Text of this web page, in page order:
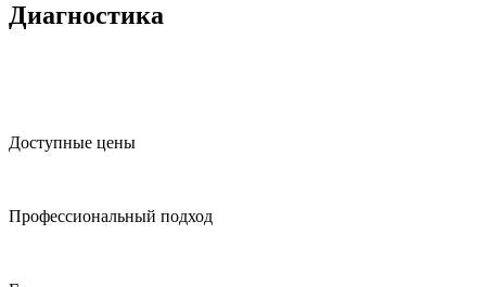
Диагностика
Доступные цены
Профессиональный подход